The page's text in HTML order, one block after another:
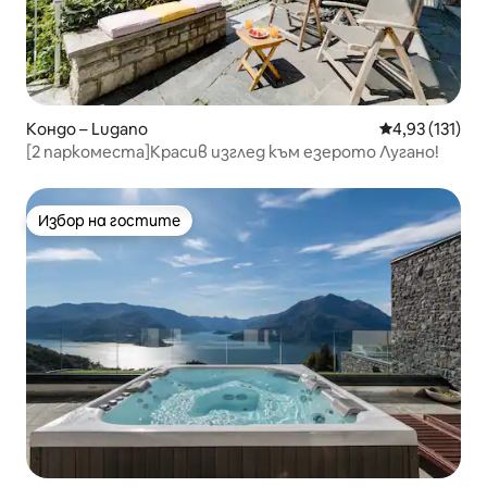
Кондо – Lugano Средна
4,93 (131)
[2 паркоместа]Красив изглед към езерото Лугано!
Избор на гостите
Избор на гостите